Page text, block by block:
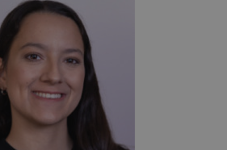
TANÁCSADÁS